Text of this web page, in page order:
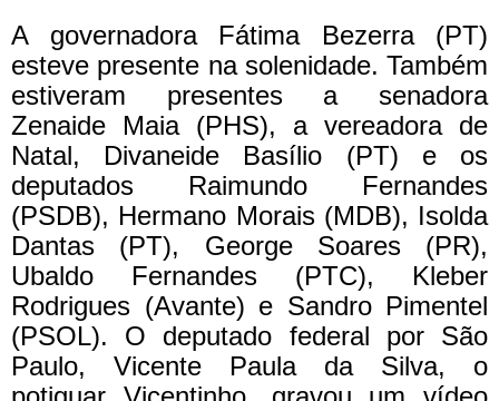
A governadora Fátima Bezerra (PT)
esteve presente na solenidade. Também
estiveram presentes a senadora
Zenaide Maia (PHS), a vereadora de
Natal, Divaneide Basílio (PT) e os
deputados Raimundo Fernandes
(PSDB), Hermano Morais (MDB), Isolda
Dantas (PT), George Soares (PR),
Ubaldo Fernandes (PTC), Kleber
Rodrigues (Avante) e Sandro Pimentel
(PSOL). O deputado federal por São
Paulo, Vicente Paula da Silva, o